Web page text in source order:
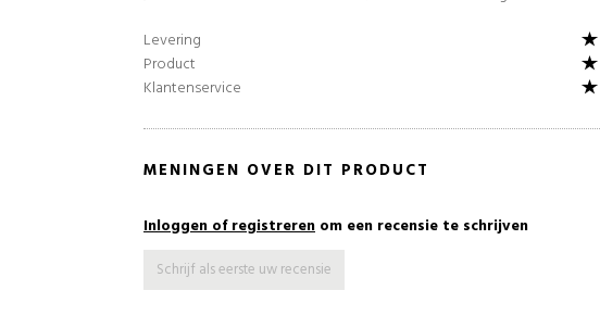
Levering
Product
Klantenservice
MENINGEN OVER DIT PRODUCT
Inloggen of registreren om een recensie te schrijven
Schrijf als eerste uw recensie